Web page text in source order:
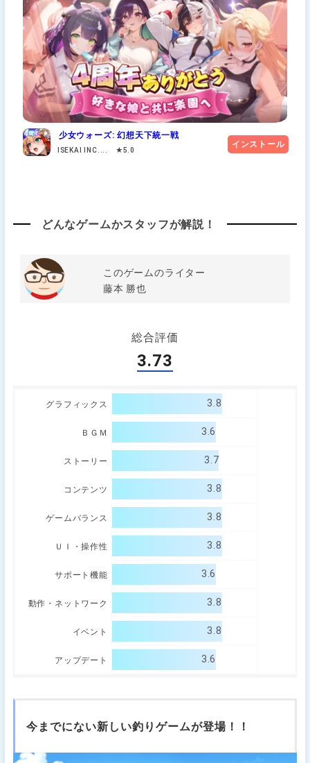
少女ウォーズ: 幻想天下統一戦
ISEKAI INC.... ★5.0
インストール
どんなゲームかスタッフが解説！
このゲームのライター
藤本 勝也
総合評価
3.73
グラフィックス 3.8
ＢＧＭ 3.6
ストーリー 3.7
コンテンツ 3.8
ゲームバランス 3.8
ＵＩ・操作性 3.8
サポート機能 3.6
動作・ネットワーク 3.8
イベント 3.8
アップデート 3.6
今までにない新しい釣りゲームが登場！！